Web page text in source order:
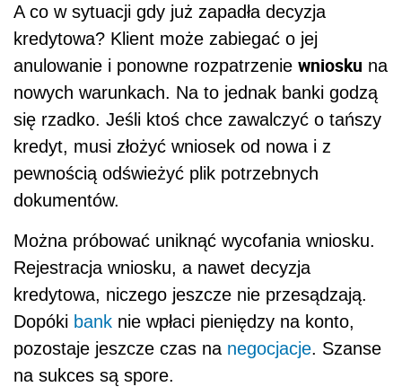
A co w sytuacji gdy już zapadła decyzja
kredytowa? Klient może zabiegać o jej
anulowanie i ponowne rozpatrzenie wniosku na
nowych warunkach. Na to jednak banki godzą
się rzadko. Jeśli ktoś chce zawalczyć o tańszy
kredyt, musi złożyć wniosek od nowa i z
pewnością odświeżyć plik potrzebnych
dokumentów.
Można próbować uniknąć wycofania wniosku.
Rejestracja wniosku, a nawet decyzja
kredytowa, niczego jeszcze nie przesądzają.
Dopóki bank nie wpłaci pieniędzy na konto,
pozostaje jeszcze czas na negocjacje. Szanse
na sukces są spore.